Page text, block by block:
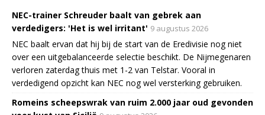
NEC-trainer Schreuder baalt van gebrek aan
verdedigers: 'Het is wel irritant' 9 augustus 2026
NEC baalt ervan dat hij bij de start van de Eredivisie nog niet
over een uitgebalanceerde selectie beschikt. De Nijmegenaren
verloren zaterdag thuis met 1-2 van Telstar. Vooral in
verdedigend opzicht kan NEC nog wel versterking gebruiken.
Romeins scheepswrak van ruim 2.000 jaar oud gevonden